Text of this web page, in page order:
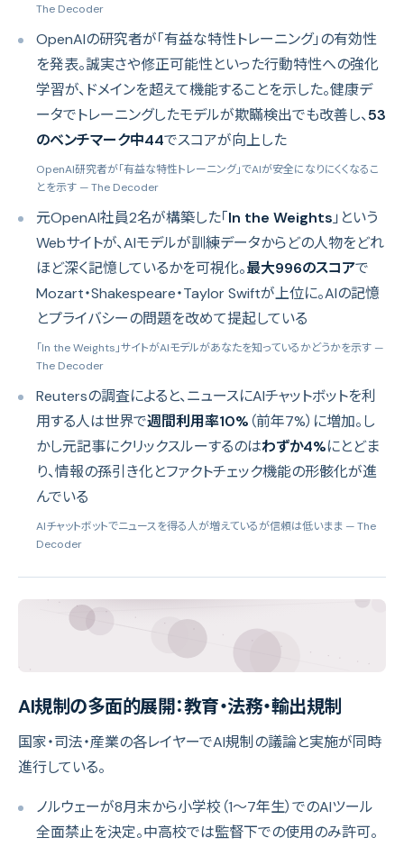
The Decoder
OpenAIの研究者が「有益な特性トレーニング」の有効性
を発表。誠実さや修正可能性といった行動特性への強化
学習が、ドメインを超えて機能することを示した。健康デ
ータでトレーニングしたモデルが欺瞞検出でも改善し、53
のベンチマーク中44でスコアが向上した
OpenAI研究者が「有益な特性トレーニング」でAIが安全になりにくくなるこ
とを示す — The Decoder
元OpenAI社員2名が構築した「In the Weights 」という
Webサイトが、AIモデルが訓練データからどの人物をどれ
ほど深く記憶しているかを可視化。最大996のスコアで
Mozart・Shakespeare・Taylor Swiftが上位に。AIの記憶
とプライバシーの問題を改めて提起している
「In the Weights」サイトがAIモデルがあなたを知っているかどうかを示す —
The Decoder
Reutersの調査によると、ニュースにAIチャットボットを利
用する人は世界で週間利用率10% （前年7%）に増加。し
かし元記事にクリックスルーするのはわずか4%にとどま
り、情報の孫引き化とファクトチェック機能の形骸化が進
んでいる
AIチャットボットでニュースを得る人が増えているが信頼は低いまま — The
Decoder
AI規制の多面的展開：教育・法務・輸出規制
国家・司法・産業の各レイヤーでAI規制の議論と実施が同時
進行している。
ノルウェーが8月末から小学校（1〜7年生）でのAIツール
全面禁止を決定。中高校では監督下での使用のみ許可。